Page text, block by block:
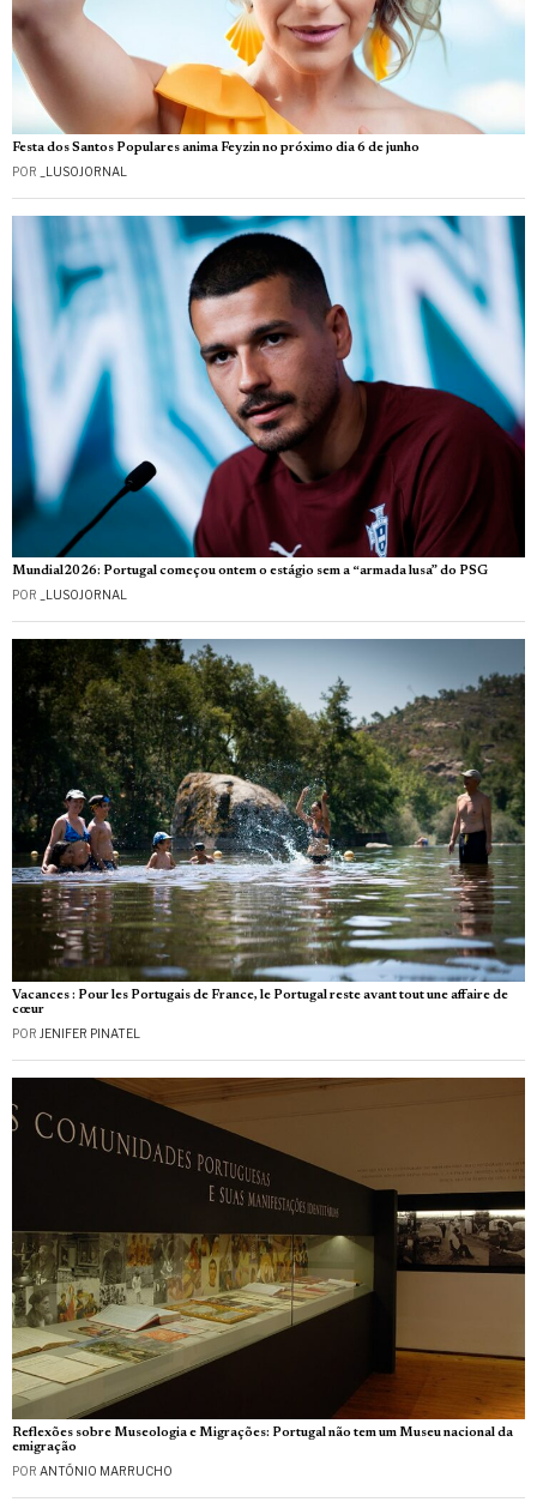
Festa dos Santos Populares anima Feyzin no próximo dia 6 de junho
POR _LUSOJORNAL
Mundial2026: Portugal começou ontem o estágio sem a “armada lusa” do PSG
POR _LUSOJORNAL
Vacances : Pour les Portugais de France, le Portugal reste avant tout une affaire de
cœur
POR JENIFER PINATEL
Reflexões sobre Museologia e Migrações: Portugal não tem um Museu nacional da
emigração
POR ANTÓNIO MARRUCHO